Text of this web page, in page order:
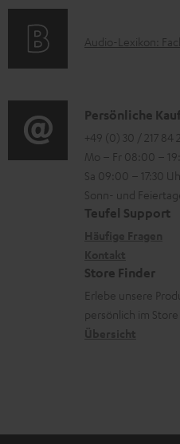
e
n
m
V
e
r
s
n
d
i
e
n
z
u
r
a
r
a
t
g
e
r
ä
t
ü
c
m
A
i
o
-
L
e
k
o
Audio-Lexikon:
K
o
n
t
a
d
a
Persönliche
+49 (0) 30 / 217 84
Mo – Fr 08:00 –
Sa 09:00 – 17:30
Sonn- und
Teufel Support
Store Finder
Erlebe unsere
persönlich im